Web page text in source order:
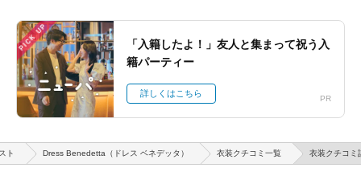
PICK UP
PR
「入籍したよ！」友人と集まって祝う入
籍パーティー
詳しくはこちら
ト Dress Benedetta（ドレス ベネデッタ） 衣装クチコミ一覧 衣装クチコミ